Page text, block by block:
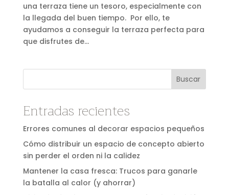
una terraza tiene un tesoro, especialmente con
la llegada del buen tiempo. Por ello, te
ayudamos a conseguir la terraza perfecta para
que disfrutes de...
Buscar
Entradas recientes
Errores comunes al decorar espacios pequeños
Cómo distribuir un espacio de concepto abierto
sin perder el orden ni la calidez
Mantener la casa fresca: Trucos para ganarle
la batalla al calor (y ahorrar)